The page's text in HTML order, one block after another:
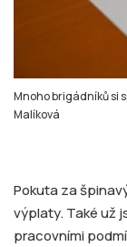
Mnoho brigádníků si
Malíková
Pokuta za
výplaty. Také už
pracovními